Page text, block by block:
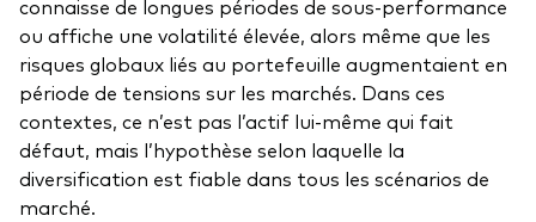
connaisse de longues périodes de sous-performance
ou affiche une volatilité élevée, alors même que les
risques globaux liés au portefeuille augmentaient en
période de tensions sur les marchés. Dans ces
contextes, ce n’est pas l’actif lui-même qui fait
défaut, mais l’hypothèse selon laquelle la
diversification est fiable dans tous les scénarios de
marché.